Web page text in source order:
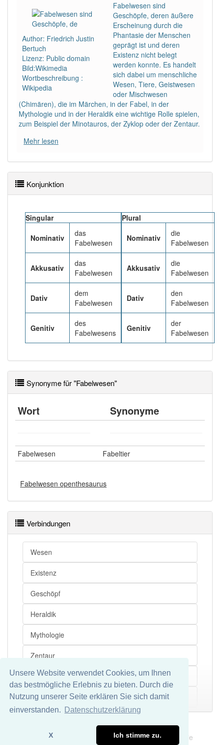
Unsere Website verwendet Cookies, um Ihnen
das bestmögliche Erlebnis zu bieten. Durch die
Nutzung unserer Seite erklären Sie sich damit
einverstanden.
Datenschutzerklärung
X Ich stimme zu.
DER:
DIE: 0
DAS:132
PowerIndex:
Häufigkeit: 4 von 10
Wörter mit Endung-fabelwesen : 1
Wörter mit Endung -fabelwesenaber mit einem
anderen Artikel
Author: Friedrich Justin
Bertuch
Lizenz: Public domain
Bild:Wikimedia
Wortbeschreibung :
Wikipedia
Fabelwesen sind
Geschöpfe, deren äußere
Erscheinung durch die
Phantasie der Menschen
geprägt ist und deren
Existenz nicht belegt
werden konnte. Es handelt
sich dabei um menschliche
Wesen, Tiere, Geistwesen
oder Mischwesen
(Chimären), die im Märchen, in der Fabel, in der
Mythologie und in der Heraldik eine wichtige Rolle spielen,
zum Beispiel der Minotauros, der Zyklop oder der Zentaur.
Mehr lesen
Konjunktion
Singular
Nominativ
das
Fabelwesen
Akkusativ
das
Fabelwesen
Dativ
dem
Fabelwesen
Genitiv
des
Fabelwesens
Plural
Nominativ
die
Fabelwesen
Akkusativ
die
Fabelwesen
Dativ
den
Fabelwesen
Genitiv
der
Fabelwesen
Synonyme für "Fabelwesen"
Wort Synonyme
Fabelwesen Fabeltier
Fabelwesen openthesaurus
Verbindungen
Wesen
Existenz
Geschöpf
Heraldik
Mythologie
Zentaur
Zyklop
Fabel
Märchen
Mehr
Datenschutz
Wir übernehmen keine Garantie und keine Haftung für die